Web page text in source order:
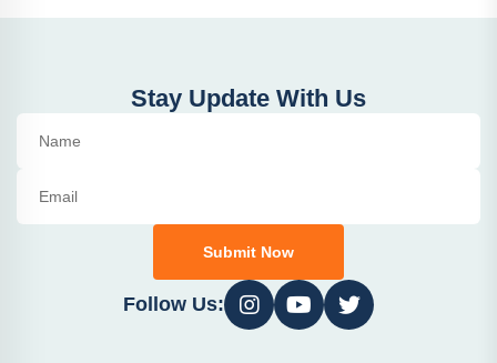
Stay Update With Us
Submit Now
Follow Us: